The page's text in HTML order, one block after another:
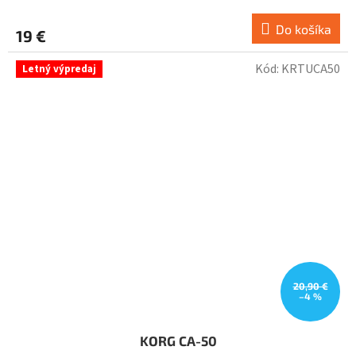
19 € Do košíka
Letný výpredaj
20,90 €
–4 %
KORG CA-50
Kód: KRTUCA50